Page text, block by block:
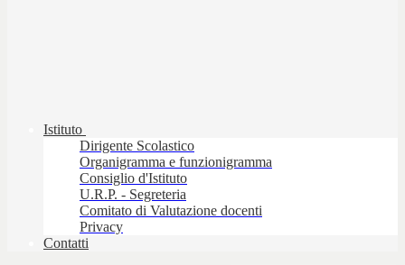
Istituto
Dirigente Scolastico
Organigramma e funzionigramma
Consiglio d'Istituto
U.R.P. - Segreteria
Comitato di Valutazione docenti
Privacy
Contatti